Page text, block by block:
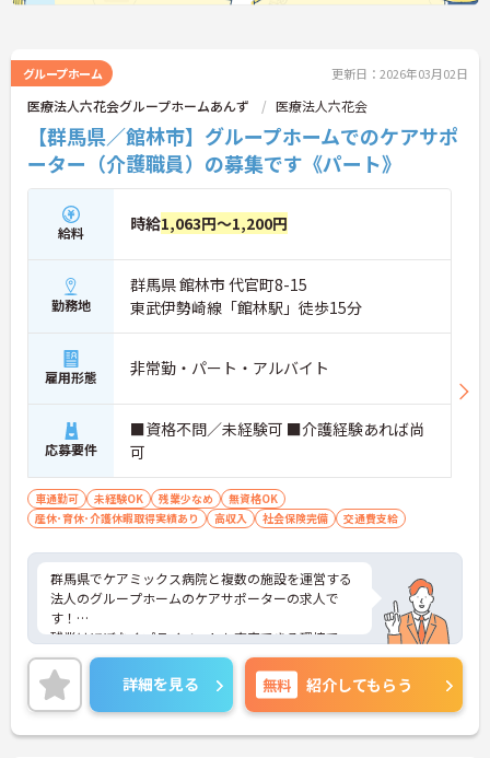
グループホーム 更新日：2026年03月02日
医療法人六花会グループホームあんず 医療法人六花会
【群馬県／館林市】グループホームでのケアサポ
ーター（介護職員）の募集です《パート》
給料 時給1,063円～1,200円
勤務地
群馬県 館林市 代官町8-15
東武伊勢崎線「館林駅」徒歩15分
雇用形態 非常勤・パート・アルバイト
応募要件
■資格不問／未経験可 ■介護経験あれば尚
可
車通勤可 未経験OK 残業少なめ
無資格OK
産休･育休･介護休暇取得実績あり
高収入 社会保険完備 交通費支給
群馬県でケアミックス病院と複数の施設を運営する
法人のグループホームのケアサポーターの求人で
す！
残業はほぼなくプライベートも充実できる環境で
す。
ご興味ある方には、面接対策ポイントなど、さらに
詳細をお話しいたしますのでお気軽にご相談くださ
い！
詳細を見る 無料 紹介してもらう